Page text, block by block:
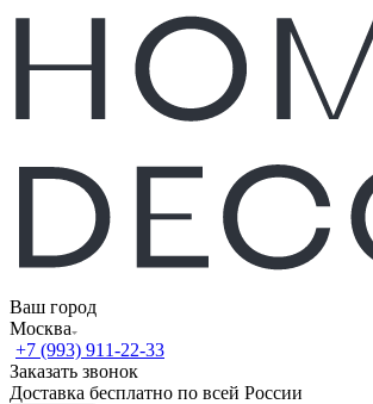
Ваш город
Москва
+7 (993) 911-22-33
Заказать звонок
Доставка бесплатно по всей России